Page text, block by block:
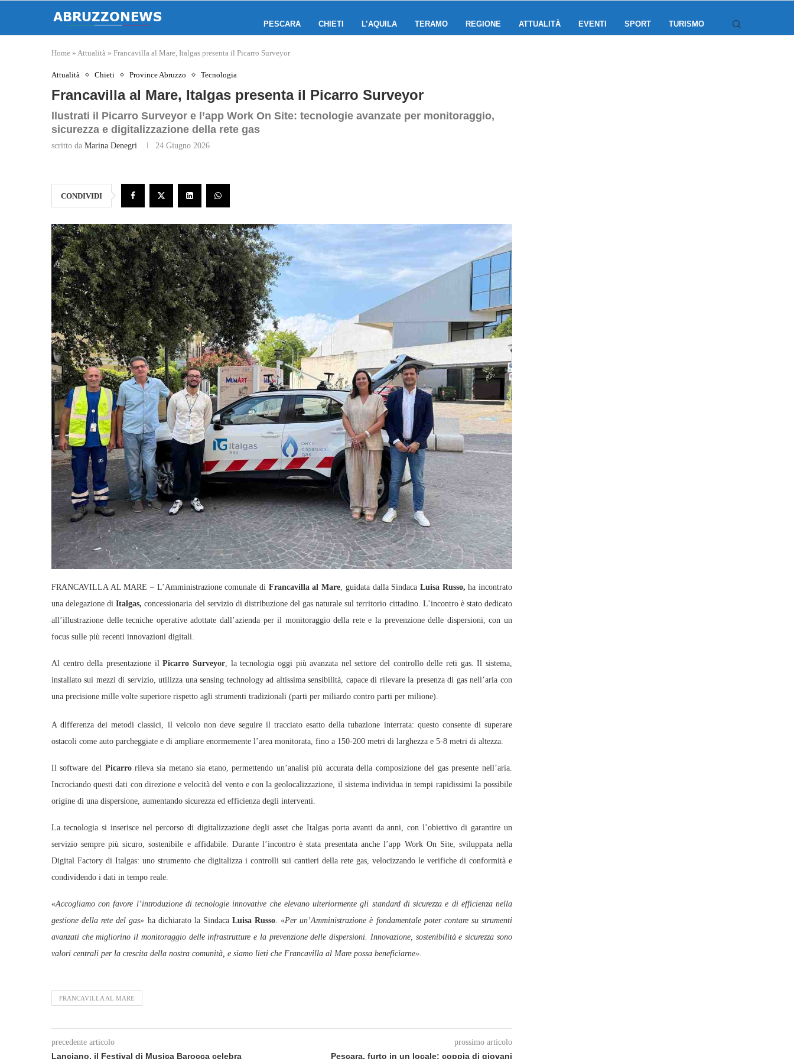
PESCARA CHIETI L’AQUILA TERAMO REGIONE ATTUALITÀ EVENTI SPORT TURISMO
Home » Attualità » Francavilla al Mare, Italgas presenta il Picarro Surveyor
Attualità Chieti Province Abruzzo Tecnologia
Francavilla al Mare, Italgas presenta il Picarro Surveyor
llustrati il Picarro Surveyor e l’app Work On Site: tecnologie avanzate per monitoraggio,
sicurezza e digitalizzazione della rete gas
scritto da Marina Denegri 24 Giugno 2026
CONDIVIDI
FRANCAVILLA AL MARE – L’Amministrazione comunale di Francavilla al Mare, guidata dalla Sindaca Luisa Russo, ha incontrato
una delegazione diItalgas, concessionaria del servizio di distribuzione del gas naturale sul territorio cittadino. L’incontro è stato dedicato
all’illustrazione delle tecniche operative adottate dall’azienda per il monitoraggio della rete e la prevenzione delle dispersioni, con un
focus sulle più recenti innovazioni digitali.
Al centro della presentazione ilPicarro Surveyor, la tecnologia oggi più avanzata nel settore del controllo delle reti gas. Il sistema,
installato sui mezzi di servizio, utilizza una sensing technology ad altissima sensibilità, capace di rilevare la presenza di gas nell’aria con
una precisione mille volte superiore rispetto agli strumenti tradizionali (parti per miliardo contro parti per milione).
A differenza dei metodi classici, il veicolo non deve seguire il tracciato esatto della tubazione interrata: questo consente di superare
ostacoli come auto parcheggiate e di ampliare enormemente l’area monitorata, fino a 150-200 metri di larghezza e 5-8 metri di altezza.
Il software del Picarrorileva sia metano sia etano, permettendo un’analisi più accurata della composizione del gas presente nell’aria.
Incrociando questi dati con direzione e velocità del vento e con la geolocalizzazione, il sistema individua in tempi rapidissimi la possibile
origine di una dispersione, aumentando sicurezza ed efficienza degli interventi.
La tecnologia si inserisce nel percorso di digitalizzazione degli asset che Italgas porta avanti da anni, con l’obiettivo di garantire un
servizio sempre più sicuro, sostenibile e affidabile. Durante l’incontro è stata presentata anche l’app Work On Site, sviluppata nella
Digital Factory di Italgas: uno strumento che digitalizza i controlli sui cantieri della rete gas, velocizzando le verifiche di conformità e
condividendo i dati in tempo reale.
«Accogliamo con favore l’introduzione di tecnologie innovative che elevano ulteriormente gli standard di sicurezza e di efficienza nella
gestione della rete del gas» ha dichiarato la SindacaLuisa Russo. «Per un’Amministrazione è fondamentale poter contare su strumenti
avanzati che migliorino il monitoraggio delle infrastrutture e la prevenzione delle dispersioni. Innovazione, sostenibilità e sicurezza sono
valori centrali per la crescita della nostra comunità, e siamo lieti che Francavilla al Mare possa beneficiarne».
FRANCAVILLA AL MARE
precedente articolo
Lanciano, il Festival di Musica Barocca celebra
prossimo articolo
Pescara, furto in un locale: coppia di giovani